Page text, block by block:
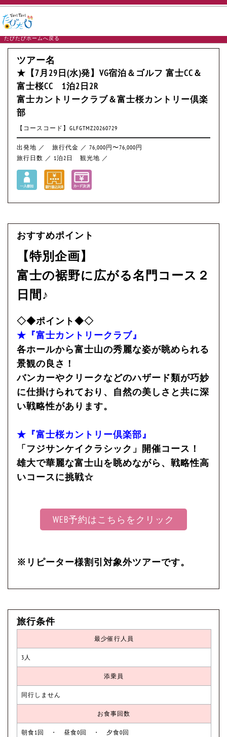
たびたびホームへ戻る
ツアー名
★【7月29日(水)発】VG宿泊＆ゴルフ 富士CC＆
富士桜CC 1泊2日2R
富士カントリークラブ＆富士桜カントリー倶楽
部
【コースコード】GLFGTMZ20260729
出発地 ／
旅行代金 ／ 76,000円〜76,000円
旅行日数 ／ 1泊2日
観光地 ／
おすすめポイント
【特別企画】
富士の裾野に広がる名門コース２
日間♪
◇◆ポイント◆◇
★『富士カントリークラブ』
各ホールから富士山の秀麗な姿が眺められる
景観の良さ！
バンカーやクリークなどのハザード類が巧妙
に仕掛けられており、自然の美しさと共に深
い戦略性があります。
★『富士桜カントリー倶楽部』
「フジサンケイクラシック」開催コース！
雄大で華麗な富士山を眺めながら、戦略性高
いコースに挑戦☆
WEB予約はこちらをクリック
※リピーター様割引対象外ツアーです。
旅行条件
最少催行人員
3人
添乗員
同行しません
お食事回数
朝食1回 ・ 昼食0回 ・ 夕食0回